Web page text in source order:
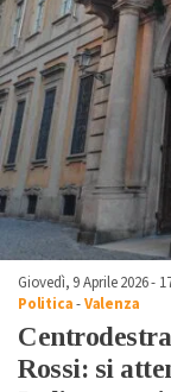
Giovedì, 9 Aprile 2026 -
Politica-Valenza
Rossi: si